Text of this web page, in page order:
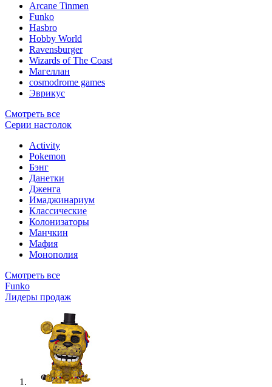
Arcane Tinmen
Funko
Hasbro
Hobby World
Ravensburger
Wizards of The Coast
Магеллан
сosmodrome games
Эврикус
Смотреть все
Серии настолок
Activity
Pokemon
Бэнг
Данетки
Дженга
Имаджинариум
Классические
Колонизаторы
Манчкин
Мафия
Монополия
Смотреть все
Funko
Лидеры продаж